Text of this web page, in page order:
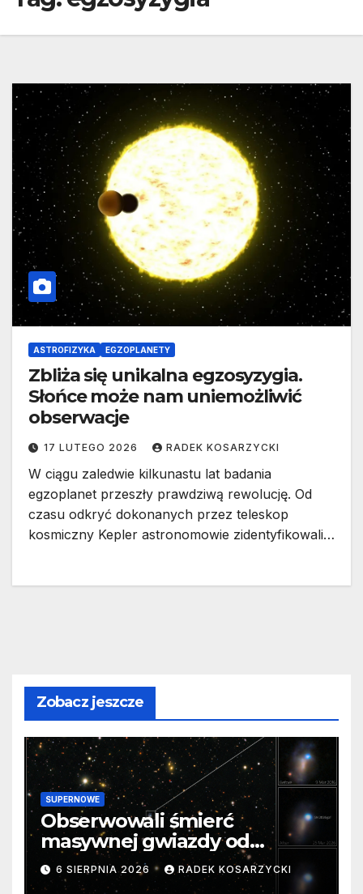
ASTROFIZYKA EGZOPLANETY
Zbliża się unikalna egzosyzygia.
Słońce może nam uniemożliwić
obserwacje
17 LUTEGO 2026 RADEK KOSARZYCKI
W ciągu zaledwie kilkunastu lat badania
egzoplanet przeszły prawdziwą rewolucję. Od
czasu odkryć dokonanych przez teleskop
kosmiczny Kepler astronomowie zidentyfikowali…
Zobacz jeszcze
SUPERNOWE
Obserwowali śmierć
masywnej gwiazdy od
samego początku. Niezwykle
cenne dane
6 SIERPNIA 2026 RADEK KOSARZYCKI